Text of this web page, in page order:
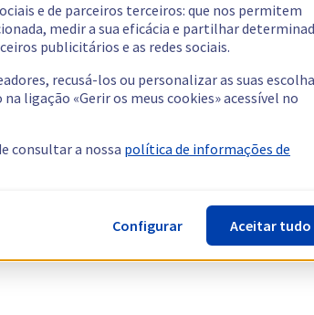
e de parceiros terceiros: que nos permitem
medir a sua eficácia e partilhar
publicitários e as redes sociais.
recusá-los ou personalizar as suas
ligação «Gerir os meus cookies» acessível no
consultar a nossa política de informações de
Configurar Aceitar tudo